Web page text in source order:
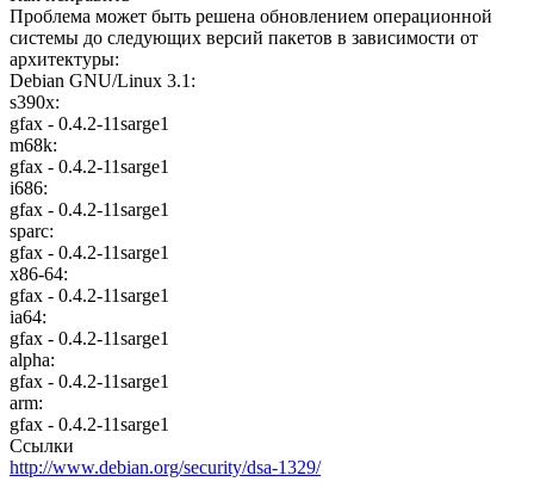
Проблема может быть решена обновлением операционной
системы до следующих версий пакетов в зависимости от
архитектуры:
Debian GNU/Linux 3.1:
s390x:
gfax - 0.4.2-11sarge1
m68k:
gfax - 0.4.2-11sarge1
i686:
gfax - 0.4.2-11sarge1
sparc:
gfax - 0.4.2-11sarge1
x86-64:
gfax - 0.4.2-11sarge1
ia64:
gfax - 0.4.2-11sarge1
alpha:
gfax - 0.4.2-11sarge1
arm:
gfax - 0.4.2-11sarge1
Ссылки
http://www.debian.org/security/dsa-1329/